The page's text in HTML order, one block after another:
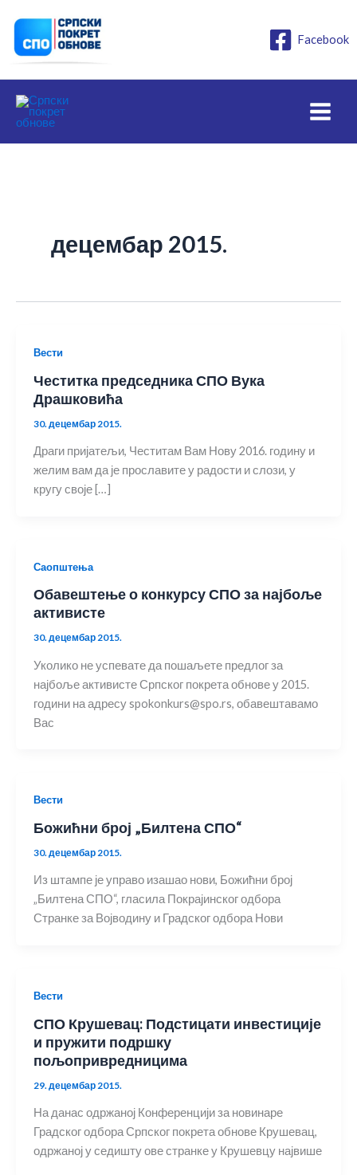
садржај
Facebook
децембар 2015.
Вести
Честитка председника СПО Вука
Драшковића
30. децембар 2015.
Драги пријатељи, Честитам Вам Нову 2016. годину и
желим вам да је прославите у радости и слози, у
кругу своје […]
Саопштења
Обавештење о конкурсу СПО за најбоље
активисте
30. децембар 2015.
Уколико не успевате да пошаљете предлог за
најбоље активисте Српског покрета обнове у 2015.
години на адресу spokonkurs@spo.rs, обавештавамо
Вас
Вести
Божићни број „Билтена СПО“
30. децембар 2015.
Из штампе је управо изашао нови, Божићни број
„Билтена СПО“, гласила Покрајинског одбора
Странке за Војводину и Градског одбора Нови
Вести
СПО Крушевац: Подстицати инвестиције
и пружити подршку
пољопривредницима
29. децембар 2015.
На данас одржаној Конференцији за новинаре
Градског одбора Српског покрета обнове Крушевац,
одржаној у седишту ове странке у Крушевцу највише